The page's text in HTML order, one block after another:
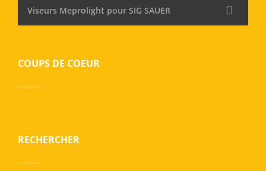
Viseurs Meprolight pour SIG SAUER
COUPS DE COEUR
RECHERCHER